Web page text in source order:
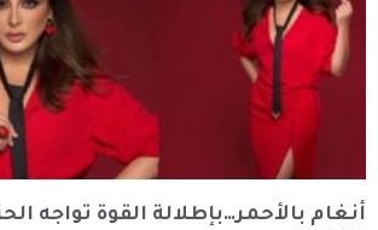
أنغام بالأحمر…بإطلالة القوة تواجه